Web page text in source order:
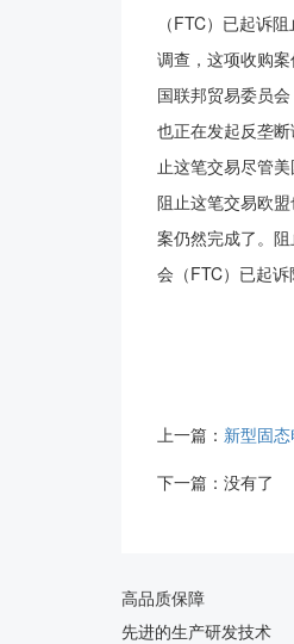
（FTC）已起诉
调查，这项收购
国联邦贸易委员
也正在发起反垄
止这笔交易尽管
阻止这笔交易欧
案仍然完成了。
会（FTC
上一篇： 新型固
下一篇：没有了
高品质保障
先进的生产研发技术